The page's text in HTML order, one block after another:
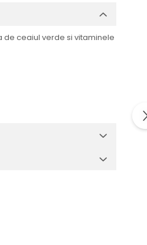
ceaiul verde si vitaminele